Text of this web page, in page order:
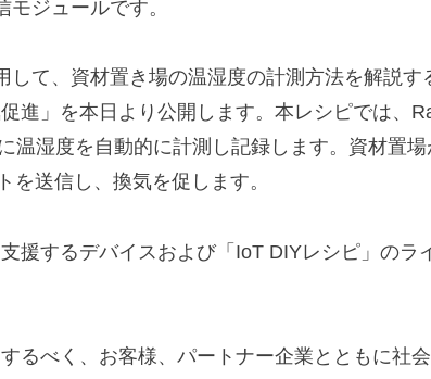
ジュールです。
して、資材置き場の温湿度の計測方法を解説す
進」を本日より公開します。本レシピでは、
温湿度を自動的に計測し記録します。資材置場
を送信し、換気を促します。
援するデバイスおよび「IoT DIYレシピ」のラ
るべく、お客様、パートナー企業とともに社